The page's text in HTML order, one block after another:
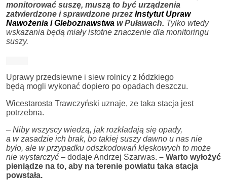
monitorować suszę, muszą to być urządzenia
zatwierdzone i sprawdzone przez Instytut Upraw
Nawożenia i Gleboznawstwa w Puławach. Tylko wtedy
wskazania będą miały istotne znaczenie dla monitoringu
suszy.
Uprawy przedsiewne i siew rolnicy z łódzkiego
będą mogli wykonać dopiero po opadach deszczu.
Wicestarosta Trawczyński uznaje, ze taka stacja jest
potrzebna.
– Niby wszyscy wiedzą, jak rozkładają się opady,
a w zasadzie ich brak, bo takiej suszy dawno u nas nie
było, ale w przypadku odszkodowań klęskowych to może
nie wystarczyć – dodaje Andrzej Szarwas. – Warto wyłożyć
pieniądze na to, aby na terenie powiatu taka stacja
powstała.